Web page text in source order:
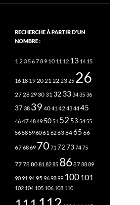
RECHERCHE À PARTIR D’UN
NOMBRE :
1 23 56789 10 11 12 13 14 15
16 18 1920212223 25 26
27 28 293031 3233343536
37 38 39 4041 42434445
46474849 50 51 52 53 54 55
56 58 596061 62636465 66
676869 70 71 72737475
77788081 8285 86878889
9091 94 95 969899 100101
102 104 105 106 108 110